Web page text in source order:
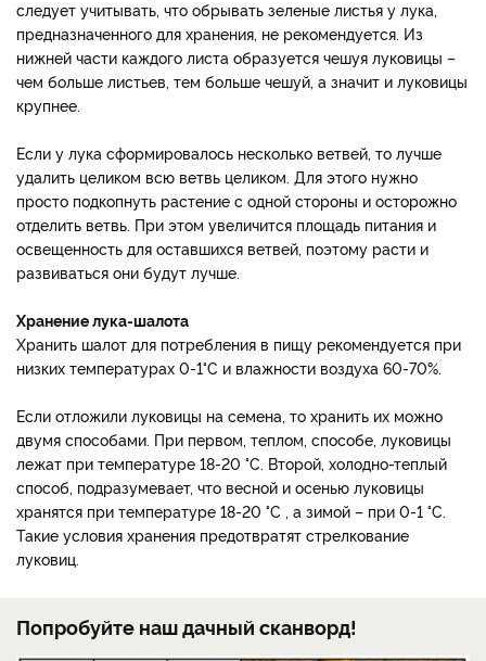
следует учитывать, что обрывать зеленые листья у лука,
предназначенного для хранения, не рекомендуется. Из
нижней части каждого листа образуется чешуя луковицы –
чем больше листьев, тем больше чешуй, а значит и луковицы
крупнее.
Если у лука сформировалось несколько ветвей, то лучше
удалить целиком всю ветвь целиком. Для этого нужно
просто подкопнуть растение с одной стороны и осторожно
отделить ветвь. При этом увеличится площадь питания и
освещенность для оставшихся ветвей, поэтому расти и
развиваться они будут лучше.
Хранение лука-шалота
Хранить шалот для потребления в пищу рекомендуется при
низких температурах 0-1°C и влажности воздуха 60-70%.
Если отложили луковицы на семена, то хранить их можно
двумя способами. При первом, теплом, способе, луковицы
лежат при температуре 18-20 °C. Второй, холодно-теплый
способ, подразумевает, что весной и осенью луковицы
хранятся при температуре 18-20 °C , а зимой – при 0-1 °C.
Такие условия хранения предотвратят стрелкование
луковиц.
Попробуйте наш дачный сканворд!